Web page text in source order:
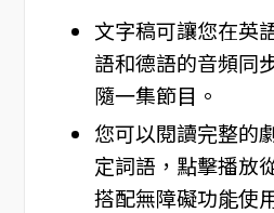
文字稿可讓您在英
語和德語的音頻同
隨一集節目。
您可以閱讀完整的
定詞語，點擊播放
搭配無障礙功能使